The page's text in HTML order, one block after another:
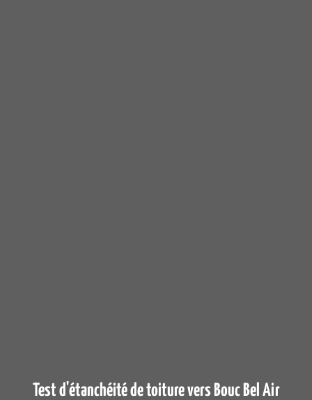
Test d'étanchéité de toiture vers Bouc Bel Air